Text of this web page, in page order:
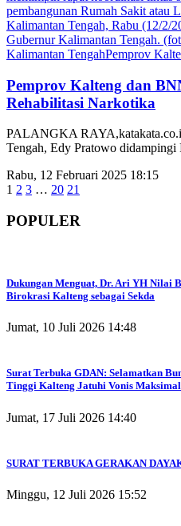
Kalimantan TengahPemprov
Pemprov Kalteng dan
Rehabilitasi Narkotika
PALANGKA
Tengah, Edy Pratowo didampingi
Rabu, 12 Februari 2025 18:15
1 2 3 … 20 21
POPULER
Dukungan Menguat, Dr. Ari YH Nilai
Birokrasi Kalteng sebagai Sekda
Jumat, 10 Juli 2026 14:48
Surat Terbuka GDAN: Selamatkan
Tinggi Kalteng Jatuhi Vonis
Jumat, 17 Juli 2026 14:40
SURAT TERBUKA GERAKAN
Minggu, 12 Juli 2026 15:52